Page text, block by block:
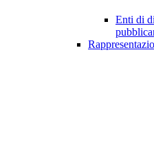
Enti di